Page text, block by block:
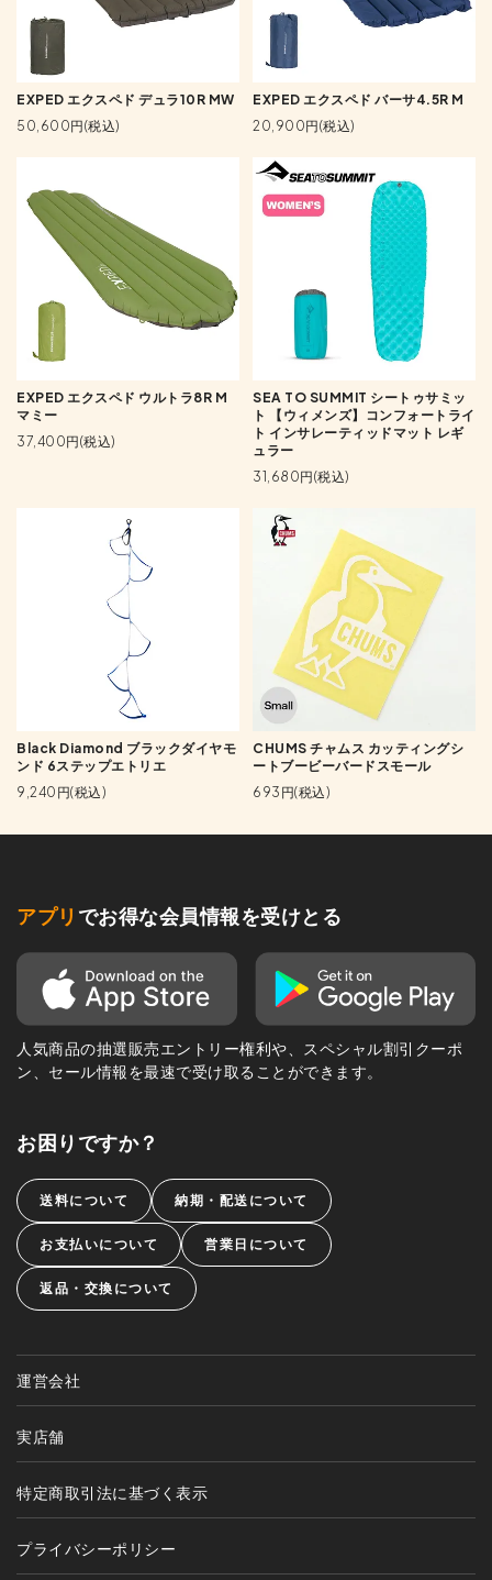
EXPED エクスペド デュラ10R MW
50,600円(税込)
EXPED エクスペド バーサ4.5R M
20,900円(税込)
EXPED エクスペド ウルトラ8R M
マミー
37,400円(税込)
SEA TO SUMMIT シートゥサミッ
ト 【ウィメンズ】コンフォートライ
ト インサレーティッドマット レギ
ュラー
31,680円(税込)
Black Diamond ブラックダイヤモ
ンド 6ステップエトリエ
9,240円(税込)
CHUMS チャムス カッティングシ
ートブービーバードスモール
693円(税込)
アプリ でお得な会員情報を受けとる
人気商品の抽選販売エントリー権利や、スペシャル割引クーポ
ン、セール情報を最速で受け取ることができます。
お困りですか？
送料について 納期・配送について
お支払いについて 営業日について
返品・交換について
運営会社
実店舗
特定商取引法に基づく表示
プライバシーポリシー